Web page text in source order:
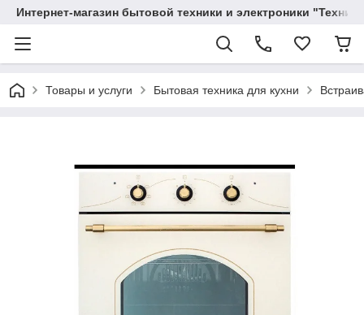
Интернет-магазин бытовой техники и электроники
Товары и услуги Бытовая техника для кухни